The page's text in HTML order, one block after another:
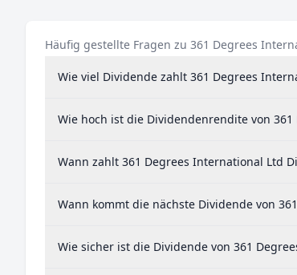
Häufig gestellte Fragen zu 361 Degrees
Wie viel Dividende zahlt 361 Degrees
Wie hoch ist die Dividendenrendite von
Wann zahlt 361 Degrees International Ltd
Wann kommt die nächste Dividende von
Wie sicher ist die Dividende von 361